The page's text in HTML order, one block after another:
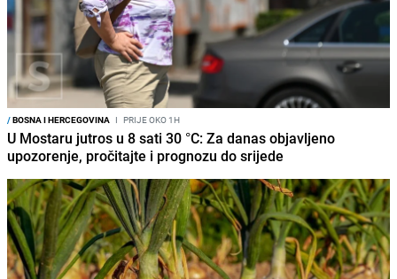
/BOSNA I HERCEGOVINA I PRIJE OKO 1H
U Mostaru jutros u 8 sati 30 °C: Za danas objavljeno
upozorenje, pročitajte i prognozu do srijede